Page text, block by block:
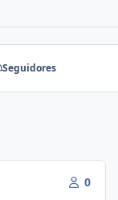
Seguidores
0